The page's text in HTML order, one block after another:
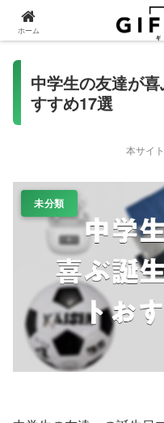
中学生の友達が
すすめ17選
本サイ
未分類
ホーム